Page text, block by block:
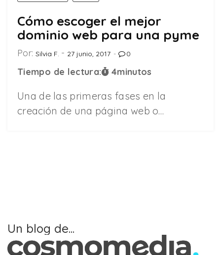
Cómo escoger el mejor
dominio web para una pyme
Por: Silvia F. 27 junio, 2017 0
Tiempo de lectura: 4minutos
Una de las primeras fases en la
creación de una página web o…
Un blog de...